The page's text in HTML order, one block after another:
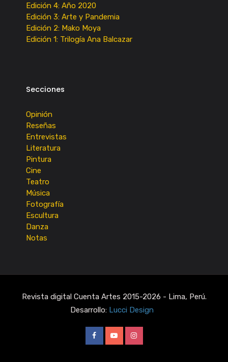
Edición 4: Año 2020
Edición 3: Arte y Pandemia
Edición 2: Mako Moya
Edición 1: Trilogía Ana Balcazar
Secciones
Opinión
Reseñas
Entrevistas
Literatura
Pintura
Cine
Teatro
Música
Fotografía
Escultura
Danza
Notas
Revista digital Cuenta Artes 2015-2026 - Lima, Perú.
Desarrollo: Lucci Design